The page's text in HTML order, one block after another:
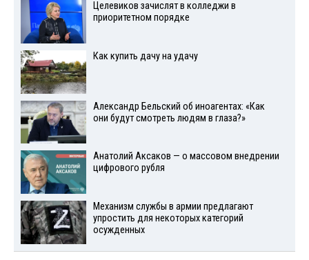
Целевиков зачислят в колледжи в
приоритетном порядке
Как купить дачу на удачу
Александр Бельский об иноагентах: «Как
они будут смотреть людям в глаза?»
Анатолий Аксаков — о массовом внедрении
цифрового рубля
Механизм службы в армии предлагают
упростить для некоторых категорий
осужденных